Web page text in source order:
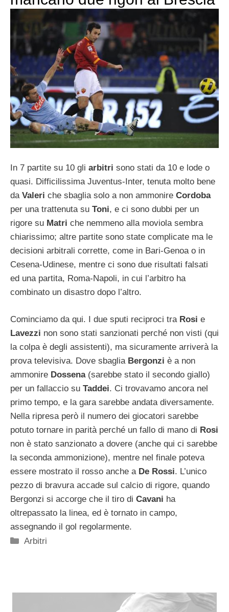
In 7 partite su 10 gli arbitri sono stati da 10 e lode o
quasi. Difficilissima Juventus-Inter, tenuta molto bene
da Valeri che sbaglia solo a non ammonire Cordoba
per una trattenuta su Toni, e ci sono dubbi per un
rigore su Matri che nemmeno alla moviola sembra
chiarissimo; altre partite sono state complicate ma le
decisioni arbitrali corrette, come in Bari-Genoa o in
Cesena-Udinese, mentre ci sono due risultati falsati
ed una partita, Roma-Napoli, in cui l’arbitro ha
combinato un disastro dopo l’altro.
Cominciamo da qui. I due sputi reciproci tra Rosi e
Lavezzi non sono stati sanzionati perché non visti (qui
la colpa è degli assistenti), ma sicuramente arriverà la
prova televisiva. Dove sbaglia Bergonzi è a non
ammonire Dossena (sarebbe stato il secondo giallo)
per un fallaccio su Taddei. Ci trovavamo ancora nel
primo tempo, e la gara sarebbe andata diversamente.
Nella ripresa però il numero dei giocatori sarebbe
potuto tornare in parità perché un fallo di mano di Rosi
non è stato sanzionato a dovere (anche qui ci sarebbe
la seconda ammonizione), mentre nel finale poteva
essere mostrato il rosso anche a De Rossi. L’unico
pezzo di bravura accade sul calcio di rigore, quando
Bergonzi si accorge che il tiro di Cavani ha
oltrepassato la linea, ed è tornato in campo,
assegnando il gol regolarmente.
Categorie
Arbitri